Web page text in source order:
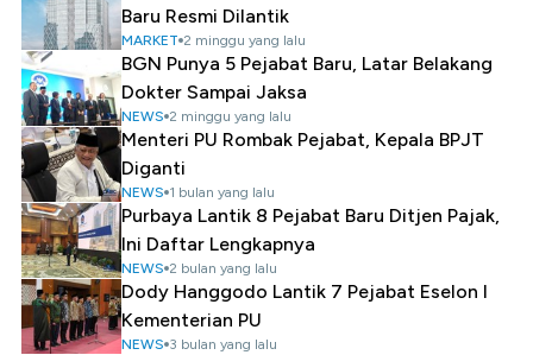
Baru Resmi Dilantik
MARKET 2 minggu yang lalu
BGN Punya 5 Pejabat Baru, Latar Belakang
Dokter Sampai Jaksa
NEWS 2 minggu yang lalu
Menteri PU Rombak Pejabat, Kepala BPJT
Diganti
NEWS 1 bulan yang lalu
Purbaya Lantik 8 Pejabat Baru Ditjen Pajak,
Ini Daftar Lengkapnya
NEWS 2 bulan yang lalu
Dody Hanggodo Lantik 7 Pejabat Eselon I
Kementerian PU
NEWS 3 bulan yang lalu